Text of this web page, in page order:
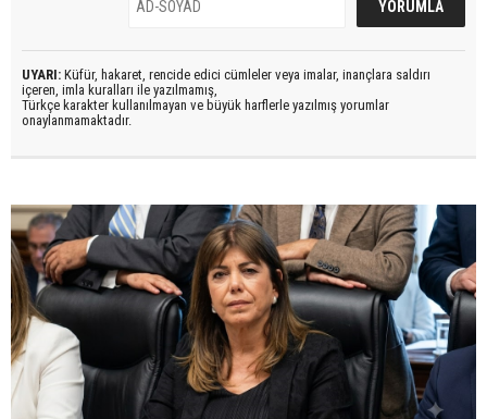
UYARI: Küfür, hakaret, rencide edici cümleler veya imalar, inançlara saldırı
içeren, imla kuralları ile yazılmamış,
Türkçe karakter kullanılmayan ve büyük harflerle yazılmış yorumlar
onaylanmamaktadır.